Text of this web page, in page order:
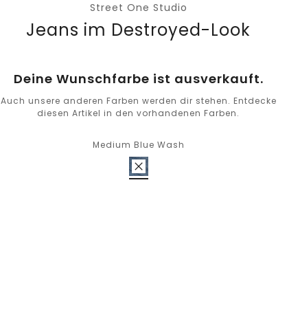
Street One Studio
Jeans im Destroyed-Look
Deine Wunschfarbe ist ausverkauft.
Auch unsere anderen Farben werden dir stehen. Entdecke
diesen Artikel in den vorhandenen Farben.
Medium Blue Wash